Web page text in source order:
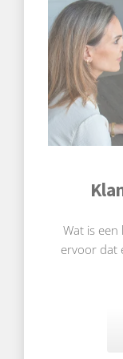
Wat is een
ervoor dat